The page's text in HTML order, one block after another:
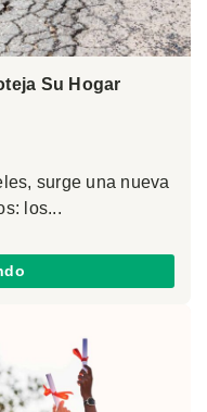
Su Hogar
surge una nueva
los...